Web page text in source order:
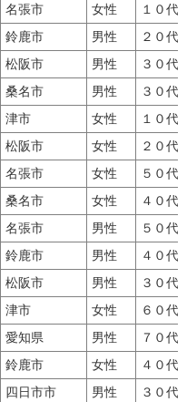
名張市 女性
１０代
鈴鹿市 男性
２０代
松阪市 男性
３０代
桑名市 男性 ３０代
津市 女性
１０代
松阪市 女性
２０代
名張市 女性
５０代
桑名市 女性 ４０代
名張市 男性
５０代
鈴鹿市 男性
４０代
松阪市 男性 ３０代
津市 女性
６０代
愛知県 男性
７０代
鈴鹿市 女性
４０代
四日市市 男性
３０代